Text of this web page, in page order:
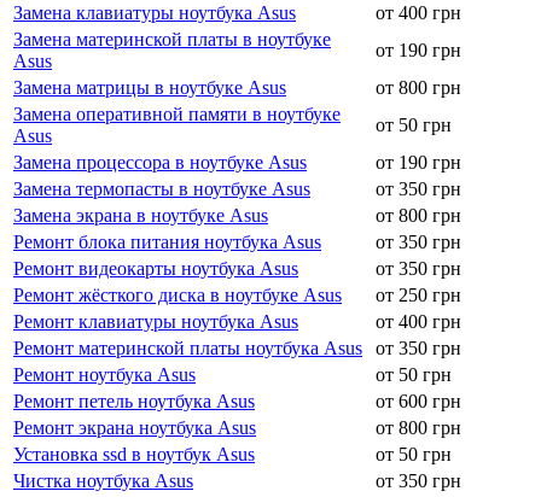
Замена клавиатуры ноутбука Asus
от 400 грн
Замена материнской платы в ноутбуке
Asus
от 190 грн
Замена матрицы в ноутбуке Asus
от 800 грн
Замена оперативной памяти в ноутбуке
Asus
от 50 грн
Замена процессора в ноутбуке Asus
от 190 грн
Замена термопасты в ноутбуке Asus
от 350 грн
Замена экрана в ноутбуке Asus
от 800 грн
Ремонт блока питания ноутбука Asus
от 350 грн
Ремонт видеокарты ноутбука Asus
от 350 грн
Ремонт жёсткого диска в ноутбуке Asus
от 250 грн
Ремонт клавиатуры ноутбука Asus
от 400 грн
Ремонт материнской платы ноутбука Asus
от 350 грн
Ремонт ноутбука Asus
от 50 грн
Ремонт петель ноутбука Asus
от 600 грн
Ремонт экрана ноутбука Asus
от 800 грн
Установка ssd в ноутбук Asus
от 50 грн
Чистка ноутбука Asus
от 350 грн